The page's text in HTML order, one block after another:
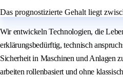
Das prognostizierte Gehalt liegt
Wir entwickeln Technologien, die
erklärungsbedürftig, technisch
Sicherheit in Maschinen und Anlagen
arbeiten rollenbasiert und ohne